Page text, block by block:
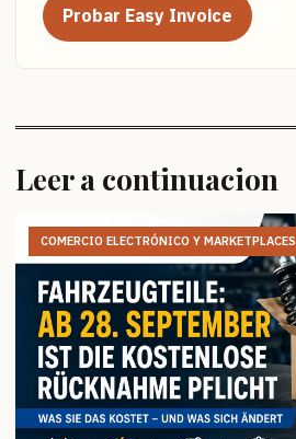
Probar Easy Invoice
Leer a continuacion
COMERCIO ELECTRÓNICO Y MARKETPLACES